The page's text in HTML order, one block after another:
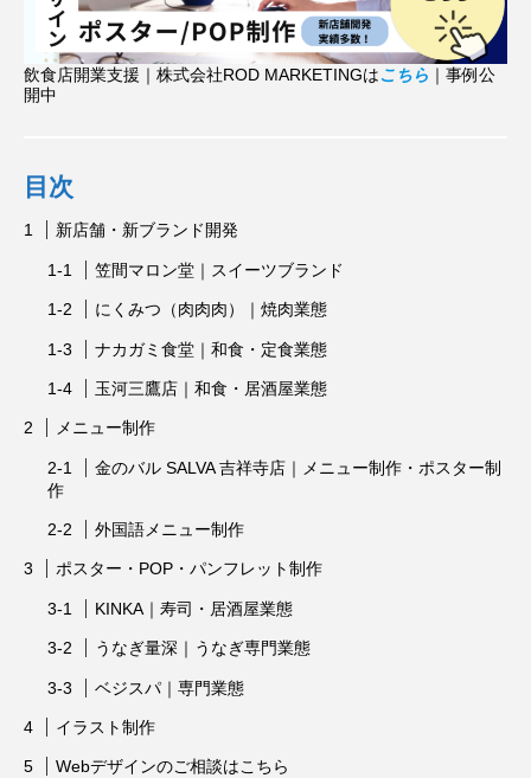
飲食店開業支援｜株式会社ROD MARKETINGはこちら ｜事例公
開中
目次
新店舗・新ブランド開発
笠間マロン堂｜スイーツブランド
にくみつ（肉肉肉）｜焼肉業態
ナカガミ食堂｜和食・定食業態
玉河三鷹店｜和食・居酒屋業態
メニュー制作
金のバル SALVA 吉祥寺店｜メニュー制作・ポスター制
作
外国語メニュー制作
ポスター・POP・パンフレット制作
KINKA｜寿司・居酒屋業態
うなぎ量深｜うなぎ専門業態
ベジスパ｜専門業態
イラスト制作
Webデザインのご相談はこちら